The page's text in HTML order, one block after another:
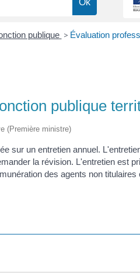
publique > Évaluation
publique
(Première ministre)
sur un entretien annuel.
la révision. L'entretien est
des agents non titulaires